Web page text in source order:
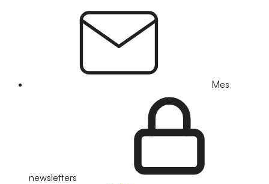
Mes
newsletters